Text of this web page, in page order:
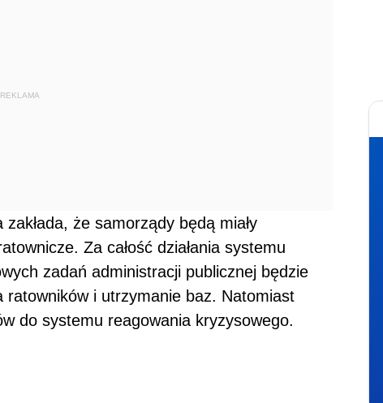
REKLAMA
że samorządy będą miały
Za całość działania systemu
zadań administracji publicznej będzie
ratowników i utrzymanie baz. Natomiast
do systemu reagowania kryzysowego.